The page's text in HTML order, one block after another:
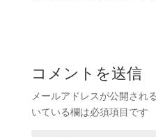
コメントを送信
メールアドレスが公開され
いている欄は必須項目です